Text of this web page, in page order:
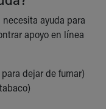
ayuda para
apoyo en línea
dejar de fumar)